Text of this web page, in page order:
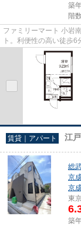
築
階
ファミリーマート 小岩
ト。利便性の高い徒歩
に、遠くまで行かずに済
賃貸｜アパート 江
総
京
京
東
築